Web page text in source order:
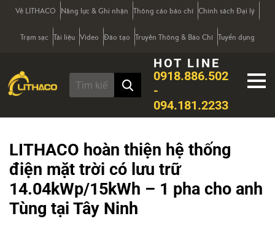
Về LITHACO Năng lực & Ghi nhận Thông cáo báo chí Chính sách Đại lý
Trạm sạc Tài liệu Video Đào tạo Truyền Thông & Báo Chí Tuyển dụng
HOT LINE
0918.886.502
-
094.181.2233
LITHACO hoàn thiện hệ thống
điện mặt trời có lưu trữ
14.04kWp/15kWh – 1 pha cho anh
Tùng tại Tây Ninh